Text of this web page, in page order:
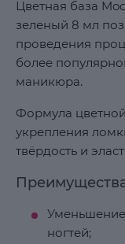
Цветная база
зеленый 8 мл
проведения
более
маникюра.
Формула
укрепления
твёрдость и
ногтей;